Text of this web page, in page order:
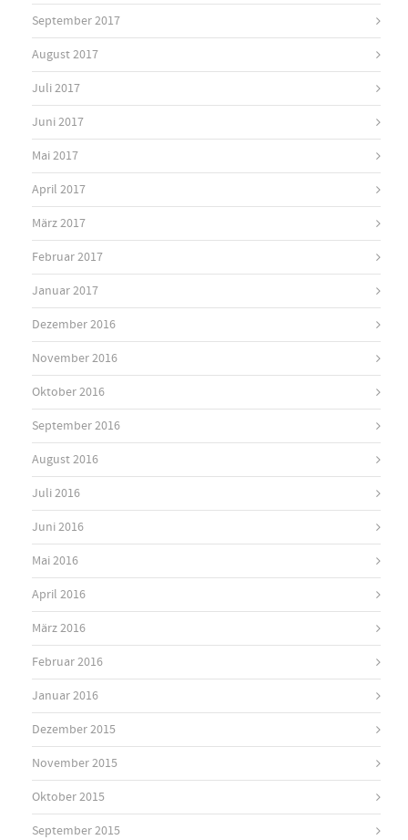
September 2017
August 2017
Juli 2017
Juni 2017
Mai 2017
April 2017
März 2017
Februar 2017
Januar 2017
Dezember 2016
November 2016
Oktober 2016
September 2016
August 2016
Juli 2016
Juni 2016
Mai 2016
April 2016
März 2016
Februar 2016
Januar 2016
Dezember 2015
November 2015
Oktober 2015
September 2015